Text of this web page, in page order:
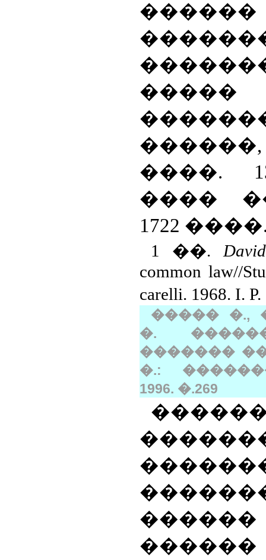
������
�����
����.
����
1722
1 ��.
common law//
carelli. 1968. I.
����� �.,
�.
�������
�.:
1996. �.269